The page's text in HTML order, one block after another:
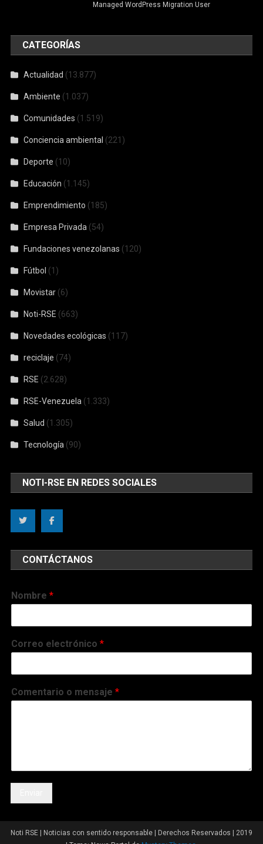
Managed WordPress Migration User
CATEGORÍAS
Actualidad (13.877)
Ambiente (1.037)
Comunidades (1.519)
Conciencia ambiental (221)
Deporte (10)
Educación (1.145)
Emprendimiento (185)
Empresa Privada (54)
Fundaciones venezolanas (120)
Fútbol (1)
Movistar (6)
Noti-RSE (663)
Novedades ecológicas (117)
reciclaje (74)
RSE (2.628)
RSE-Venezuela (1.333)
Salud (1.305)
Tecnología (90)
NOTI-RSE EN REDES SOCIALES
CONTÁCTANOS
Nombre*
Correo electrónico*
Comentario o mensaje*
Noti RSE | Noticias con sentido responsable | Derechos Reservados | 2019